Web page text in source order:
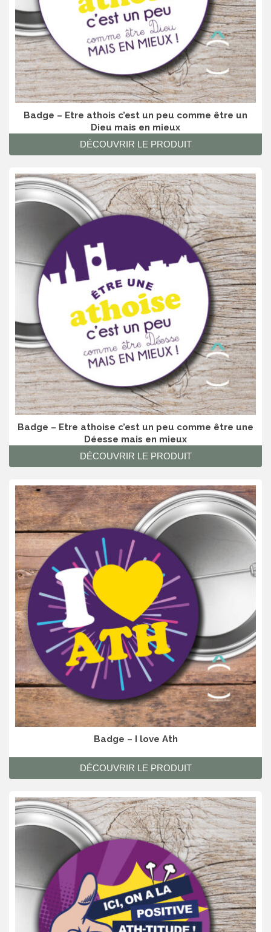
Badge – Etre athois c’est un peu comme être un
Dieu mais en mieux
DÉCOUVRIR LE PRODUIT
Badge – Etre athoise c’est un peu comme être une
Déesse mais en mieux
DÉCOUVRIR LE PRODUIT
Badge – I love Ath
DÉCOUVRIR LE PRODUIT